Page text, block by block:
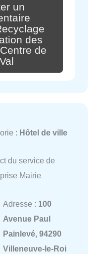
un
des
de
: Hôtel de ville
du service de
Mairie
Adresse : 100
Avenue Paul
Painlevé, 94290
Villeneuve-le-Roi